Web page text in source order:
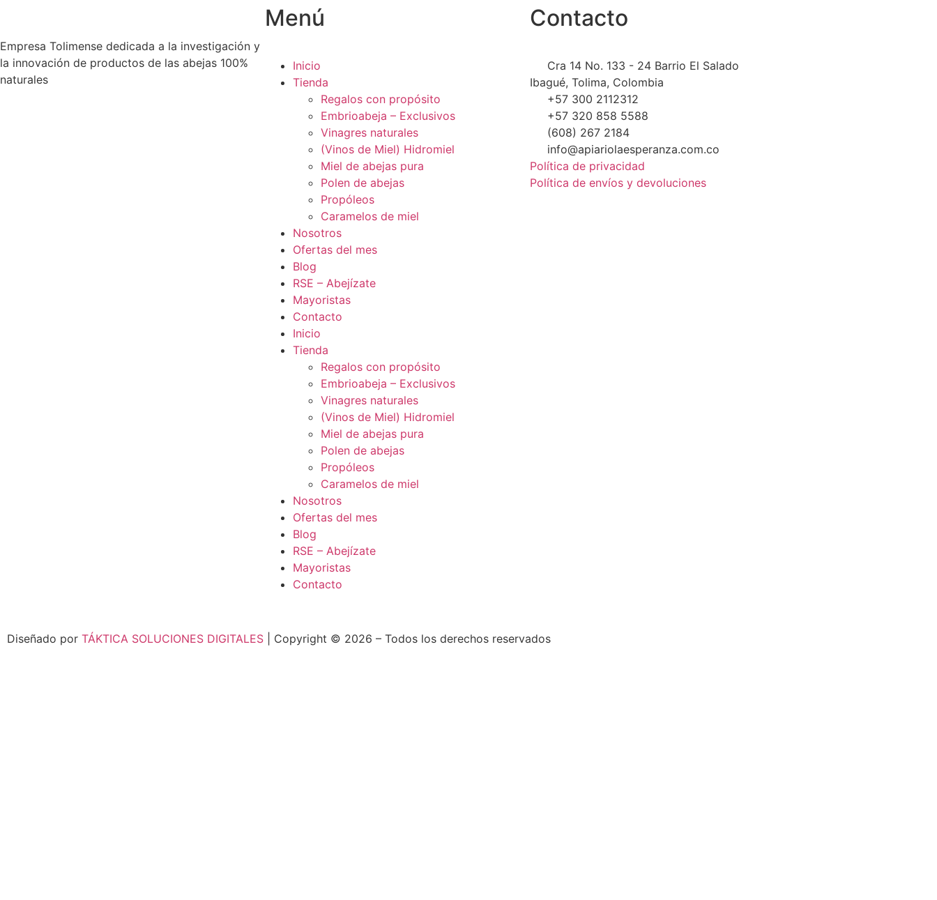
Empresa Tolimense dedicada a la investigación y
la innovación de productos de las abejas 100%
naturales
Menú
Inicio
Tienda
Regalos con propósito
Embrioabeja – Exclusivos
Vinagres naturales
(Vinos de Miel) Hidromiel
Miel de abejas pura
Polen de abejas
Propóleos
Caramelos de miel
Nosotros
Ofertas del mes
Blog
RSE – Abejízate
Mayoristas
Contacto
Inicio
Tienda
Regalos con propósito
Embrioabeja – Exclusivos
Vinagres naturales
(Vinos de Miel) Hidromiel
Miel de abejas pura
Polen de abejas
Propóleos
Caramelos de miel
Nosotros
Ofertas del mes
Blog
RSE – Abejízate
Mayoristas
Contacto
Contacto
Cra 14 No. 133 - 24 Barrio El Salado
Ibagué, Tolima, Colombia
+57 300 2112312
+57 320 858 5588
(608) 267 2184
info@apiariolaesperanza.com.co
Política de privacidad
Política de envíos y devoluciones
Diseñado por TÁKTICA SOLUCIONES DIGITALES | Copyright © 2026 – Todos los derechos reservados